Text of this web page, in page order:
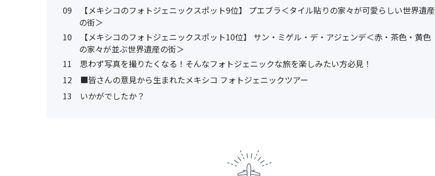
09 【メキシコのフォトジェニックスポット9位】 プエブラ＜タイル貼りの家々が可愛らしい世界遺産
の街＞
10 【メキシコのフォトジェニックスポット10位】 サン・ミゲル・デ・アジェンデ＜赤・茶色・黄色
の家々が並ぶ世界遺産の街＞
11
思わず写真を撮りたくなる！そんなフォトジェニックな旅を楽しみたい方必見！
12
■皆さんの意見から生まれたメキシコ フォトジェニックツアー
13
いかがでしたか？